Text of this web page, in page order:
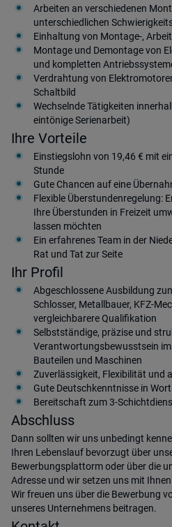
Arbeiten an verschiedenen
unterschiedlichen
Einhaltung von Montage-,
Montage und Demontage von
und kompletten
Verdrahtung von
Schaltbild
Wechselnde Tätigkeiten
eintönige Serienarbeit)
Ihre Vorteile
Einstiegslohn von 19,46 € mit
Stunde
Gute Chancen auf eine
Flexible Überstundenregelung:
Ihre Überstunden in Freizeit
lassen möchten
Ein erfahrenes Team in der
Rat und Tat zur Seite
Ihr Profil
Abgeschlossene Ausbildung
Schlosser, Metallbauer, KFZ-
vergleichbarere Qualifikation
Selbstständige, präzise und
Verantwortungsbewusstsein
Bauteilen und Maschinen
Zuverlässigkeit, Flexibilität und
Gute Deutschkenntnisse in
Bereitschaft zum 3-
Abschluss
Dann sollten wir uns unbedingt
Ihren Lebenslauf bevorzugt über
Bewerbungsplattorm oder über die
Adresse und wir setzen uns mit
Wir freuen uns über die Bewerbung
unseres Unternehmens beitragen.